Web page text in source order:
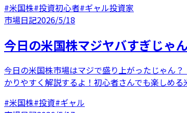
#米国株#投資初心者#ギャル投資家
市場日記2026/5/18
今日の米国株マジヤバすぎじゃ
今日の米国株市場はマジで盛り上がったじゃん
かりやすく解説するよ！初心者さんでも楽しめ
#米国株#投資#ギャル